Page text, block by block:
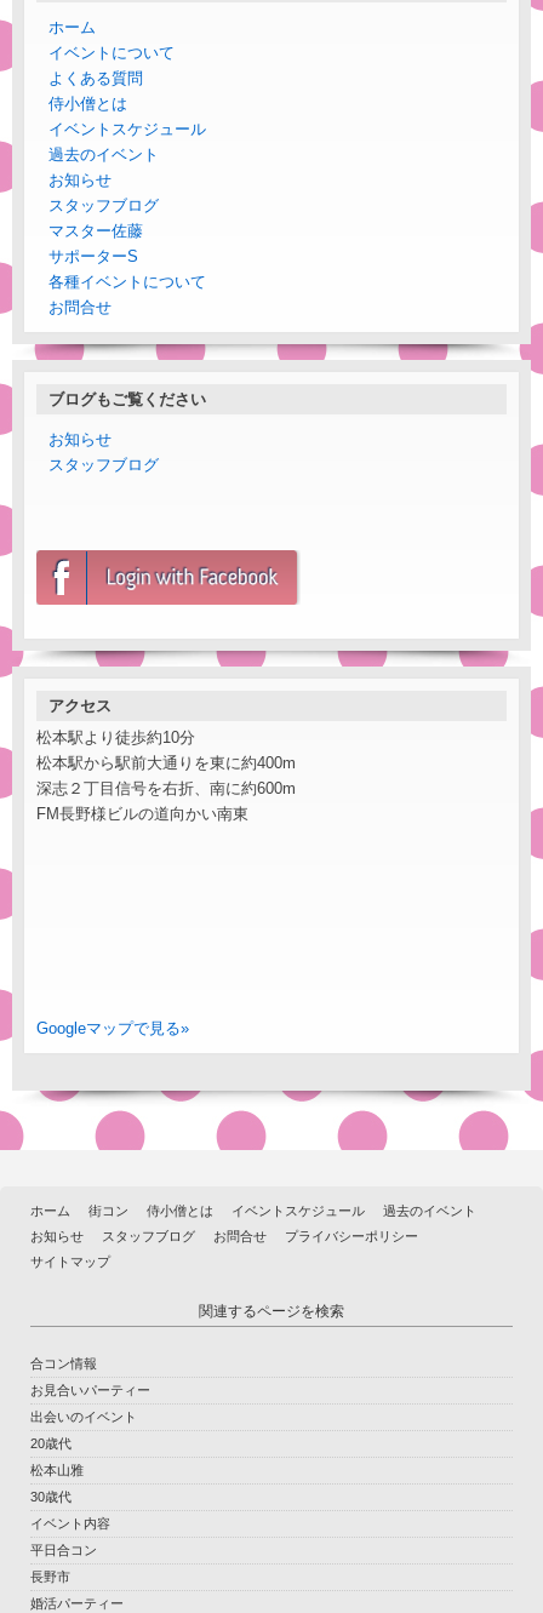
ホーム
イベントについて
よくある質問
侍小僧とは
イベントスケジュール
過去のイベント
お知らせ
スタッフブログ
マスター佐藤
サポーターS
各種イベントについて
お問合せ
ブログもご覧ください
お知らせ
スタッフブログ
アクセス
松本駅より徒歩約10分
松本駅から駅前大通りを東に約400m
深志２丁目信号を右折、南に約600m
FM長野様ビルの道向かい南東
Googleマップで見る»
ホーム 街コン 侍小僧とは イベントスケジュール
過去のイベント
お知らせ
スタッフブログ お問合せ
プライバシーポリシー
サイトマップ
関連するページを検索
合コン情報
お見合いパーティー
出会いのイベント
20歳代
松本山雅
30歳代
イベント内容
平日合コン
長野市
婚活パーティー